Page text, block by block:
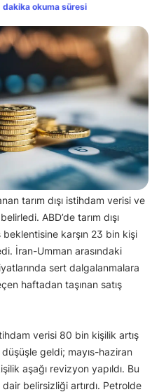
okuma süresi
tarım dışı istihdam verisi ve
ABD’de tarım dışı
karşın 23 bin kişi
İran-Umman arasındaki
sert dalgalanmalara
haftadan taşınan satış
verisi 80 bin kişilik artış
geldi; mayıs-haziran
aşağı revizyon yapıldı. Bu
dair belirsizliği artırdı. Petrolde